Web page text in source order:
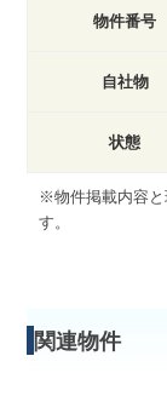
物件番号
自社物
状態
※物件掲載内容と
す。
関連物件